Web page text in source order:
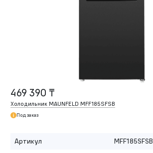
469 390 ₸
Холодильник MAUNFELD MFF185SFSB
Под заказ
Артикул
MFF185SFSB